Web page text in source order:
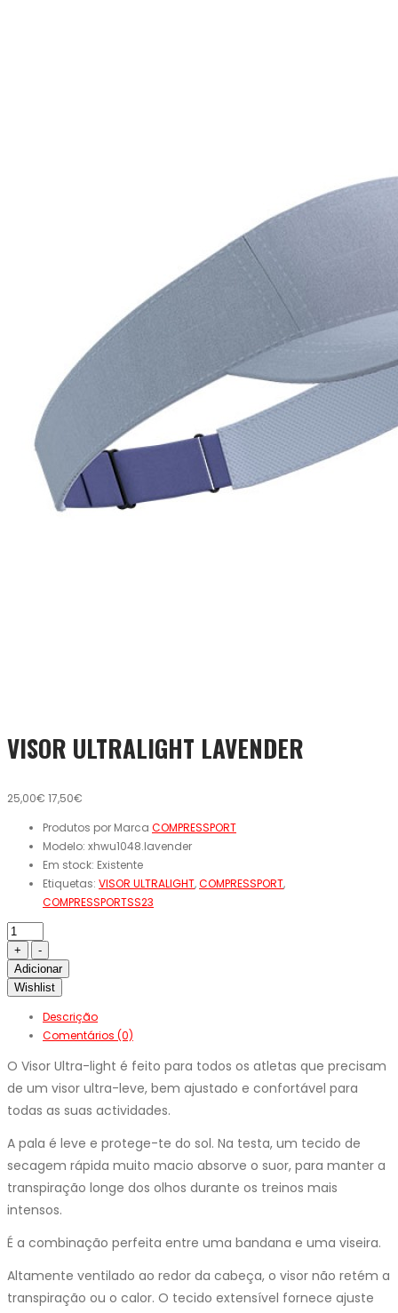
VISOR ULTRALIGHT LAVENDER
25,00€ 17,50€
Produtos por Marca COMPRESSPORT
Modelo: xhwu1048.lavender
Em stock: Existente
Etiquetas: VISOR ULTRALIGHT,COMPRESSPORT,
COMPRESSPORTSS23
Adicionar
Wishlist
Descrição
Comentários (0)
O Visor Ultra-light é feito para todos os atletas que precisam
de um visor ultra-leve, bem ajustado e confortável para
todas as suas actividades.
A pala é leve e protege-te do sol. Na testa, um tecido de
secagem rápida muito macio absorve o suor, para manter a
transpiração longe dos olhos durante os treinos mais
intensos.
É a combinação perfeita entre uma bandana e uma viseira.
Altamente ventilado ao redor da cabeça, o visor não retém a
transpiração ou o calor. O tecido extensível fornece ajuste